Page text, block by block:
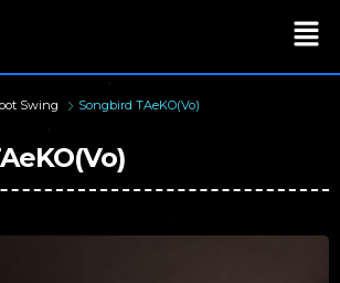
Swing Songbird TAeKO(Vo)